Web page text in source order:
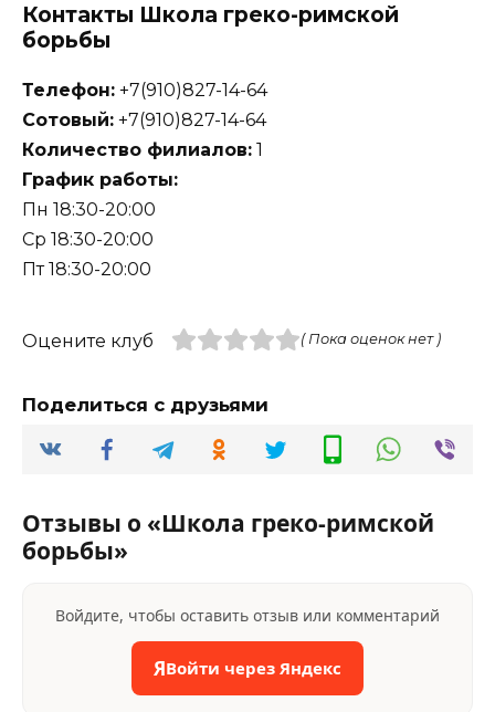
Контакты Школа греко-римской
борьбы
Телефон: +7(910)827-14-64
Сотовый: +7(910)827-14-64
Количество филиалов: 1
График работы:
Пн 18:30-20:00
Ср 18:30-20:00
Пт 18:30-20:00
Оцените клуб ( Пока оценок нет )
Поделиться с друзьями
Отзывы о «Школа греко-римской
борьбы»
Войдите, чтобы оставить отзыв или комментарий
ЯВойти через Яндекс